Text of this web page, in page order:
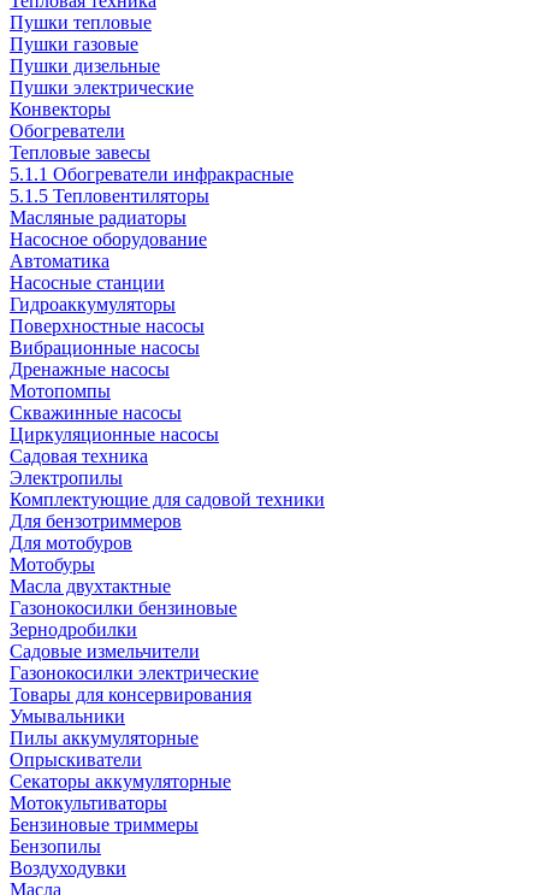
Пушки тепловые
Пушки газовые
Пушки дизельные
Пушки электрические
Конвекторы
Обогреватели
Тепловые завесы
5.1.1 Обогреватели инфракрасные
5.1.5 Тепловентиляторы
Масляные радиаторы
Насосное оборудование
Автоматика
Насосные станции
Гидроаккумуляторы
Поверхностные насосы
Вибрационные насосы
Дренажные насосы
Мотопомпы
Скважинные насосы
Циркуляционные насосы
Садовая техника
Электропилы
Комплектующие для садовой техники
Для бензотриммеров
Для мотобуров
Мотобуры
Масла двухтактные
Газонокосилки бензиновые
Зернодробилки
Садовые измельчители
Газонокосилки электрические
Товары для консервирования
Умывальники
Пилы аккумуляторные
Опрыскиватели
Секаторы аккумуляторные
Мотокультиваторы
Бензиновые триммеры
Бензопилы
Воздуходувки
Масла